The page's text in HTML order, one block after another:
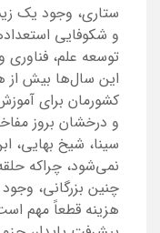
ستاری، وجود یک
و شکوفایی
توسعه علم،
این سال‌ها بیش از
کشورمان برای
و درخشان بروز
سینا، شیخ بهایی،
نمی‌شود، چراکه
چنین بزرگانی،
هزینه قطعاً مهم